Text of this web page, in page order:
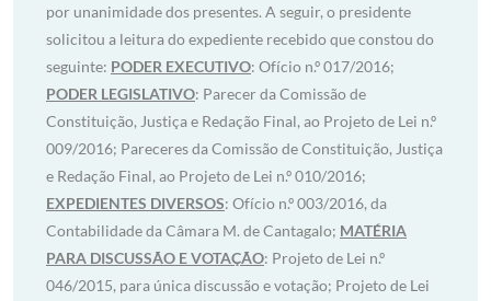
por unanimidade dos presentes. A seguir, o presidente
solicitou a leitura do expediente recebido que constou do
seguinte: PODER EXECUTIVO: Ofício n.º 017/2016;
PODER LEGISLATIVO: Parecer da Comissão de
Constituição, Justiça e Redação Final, ao Projeto de Lei n.º
009/2016; Pareceres da Comissão de Constituição, Justiça
e Redação Final, ao Projeto de Lei n.º 010/2016;
EXPEDIENTES DIVERSOS: Ofício n.º 003/2016, da
Contabilidade da Câmara M. de Cantagalo; MATÉRIA
PARA DISCUSSÃO E VOTAÇÃO: Projeto de Lei n.º
046/2015, para única discussão e votação; Projeto de Lei